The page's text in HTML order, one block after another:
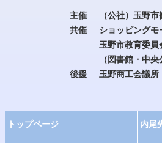
主催
（公社）玉野
共催
ショッピングモ
玉野市教育委員
（図書館・中央
後援
玉野商工会議所
トップページ 内尾